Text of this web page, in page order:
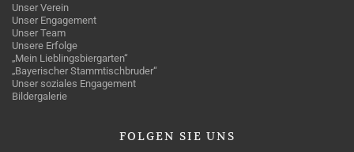
Unser Verein
Unser Engagement
Unser Team
Unsere Erfolge
„Mein Lieblingsbiergarten“
„Bayerischer Stammtischbruder“
Unser soziales Engagement
Bildergalerie
FOLGEN SIE UNS